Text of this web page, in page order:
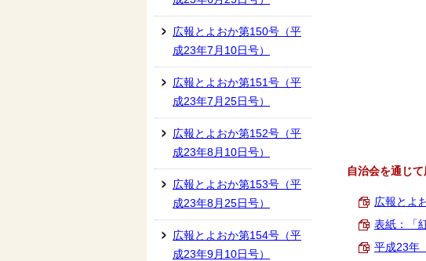
自治会を通じ
広報とよ
表紙：「
平成23年
広報とよおか第150号（平
成23年7月10日号）
広報とよおか第151号（平
成23年7月25日号）
広報とよおか第152号（平
成23年8月10日号）
広報とよおか第153号（平
成23年8月25日号）
広報とよおか第154号（平
成23年9月10日号）